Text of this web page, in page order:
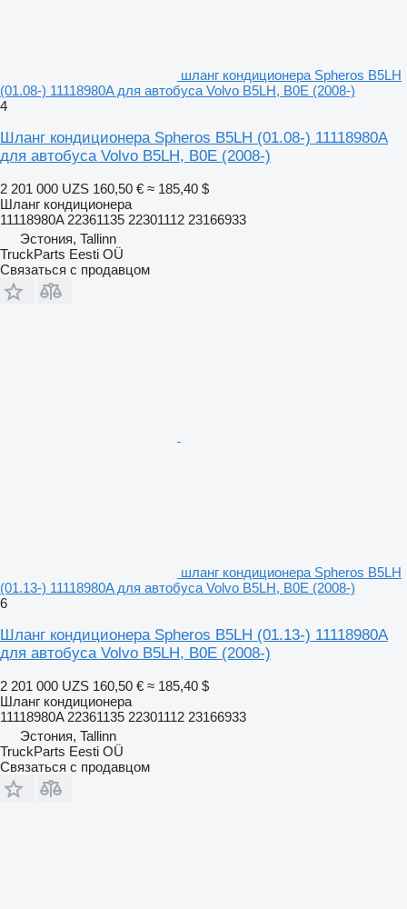
шланг кондиционера Spheros B5LH
(01.08-) 11118980A для автобуса Volvo B5LH, B0E (2008-)
4
Шланг кондиционера Spheros B5LH (01.08-) 11118980A
для автобуса Volvo B5LH, B0E (2008-)
2 201 000 UZS 160,50 € ≈ 185,40 $
Шланг кондиционера
11118980A 22361135 22301112 23166933
Эстония, Tallinn
TruckParts Eesti OÜ
Связаться с продавцом
шланг кондиционера Spheros B5LH
(01.13-) 11118980A для автобуса Volvo B5LH, B0E (2008-)
6
Шланг кондиционера Spheros B5LH (01.13-) 11118980A
для автобуса Volvo B5LH, B0E (2008-)
2 201 000 UZS 160,50 € ≈ 185,40 $
Шланг кондиционера
11118980A 22361135 22301112 23166933
Эстония, Tallinn
TruckParts Eesti OÜ
Связаться с продавцом